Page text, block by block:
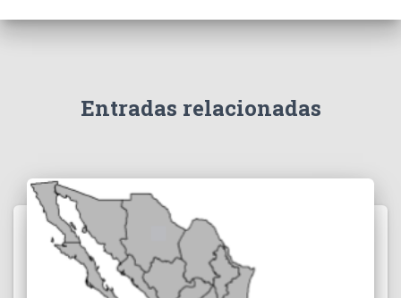
Entradas relacionadas